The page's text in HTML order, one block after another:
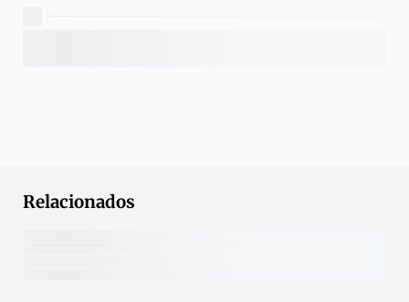
Relacionados